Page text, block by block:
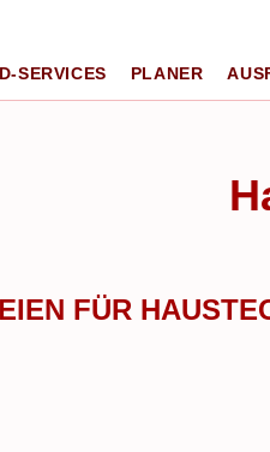
SERVICES PLANER
FÜR